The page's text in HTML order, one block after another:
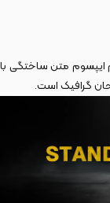
ایپسوم متن ساختگی با
گرافیک است.